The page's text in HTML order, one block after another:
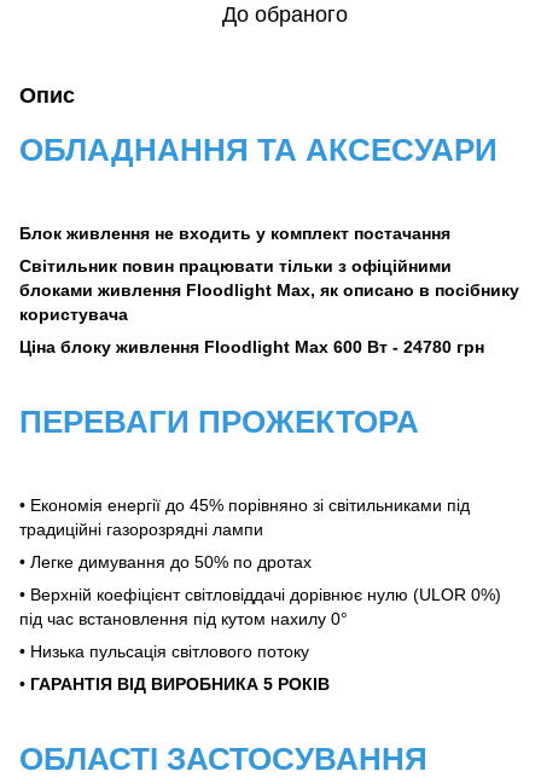
До обраного
Опис
ОБЛАДНАННЯ ТА АКСЕСУАРИ
Блок живлення не входить у комплект постачання
Світильник повин працювати тільки з офіційними
блоками живлення Floodlight Max, як описано в посібнику
користувача
Ціна блоку живлення Floodlight Max 600 Вт - 24780 грн
ПЕРЕВАГИ ПРОЖЕКТОРА
• Економія енергії до 45% порівняно зі світильниками під
традиційні газорозрядні лампи
• Легке димування до 50% по дротах
• Верхній коефіцієнт світловіддачі дорівнює нулю (ULOR 0%)
під час встановлення під кутом нахилу 0°
• Низька пульсація світлового потоку
• ГАРАНТІЯ ВІД ВИРОБНИКА 5 ​​РОКІВ
ОБЛАСТІ ЗАСТОСУВАННЯ